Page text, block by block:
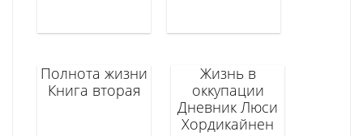
Полнота жизни
Книга вторая
Жизнь в
оккупации
Дневник Люси
Хордикайнен